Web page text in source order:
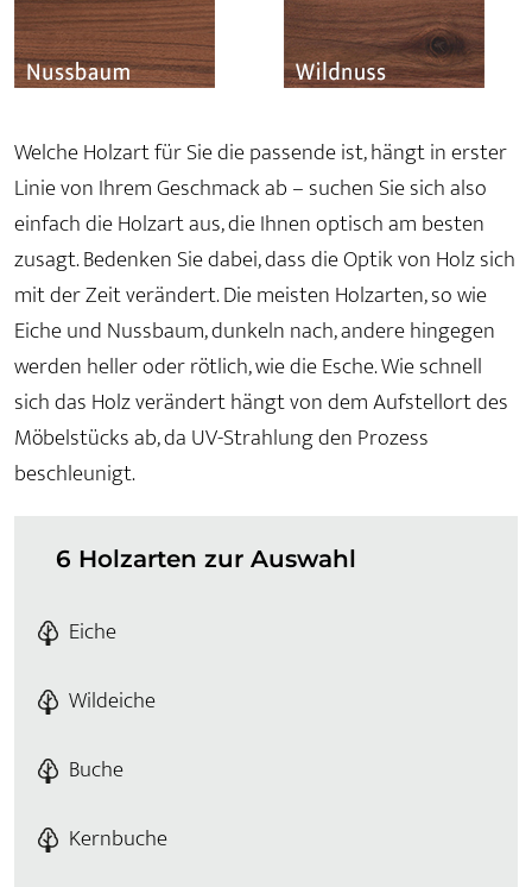
Welche Holzart für Sie die passende ist, hängt in erster
Linie von Ihrem Geschmack ab – suchen Sie sich also
einfach die Holzart aus, die Ihnen optisch am besten
zusagt. Bedenken Sie dabei, dass die Optik von Holz sich
mit der Zeit verändert. Die meisten Holzarten, so wie
Eiche und Nussbaum, dunkeln nach, andere hingegen
werden heller oder rötlich, wie die Esche. Wie schnell
sich das Holz verändert hängt von dem Aufstellort des
Möbelstücks ab, da UV-Strahlung den Prozess
beschleunigt.
6 Holzarten zur Auswahl
Eiche
Wildeiche
Buche
Kernbuche